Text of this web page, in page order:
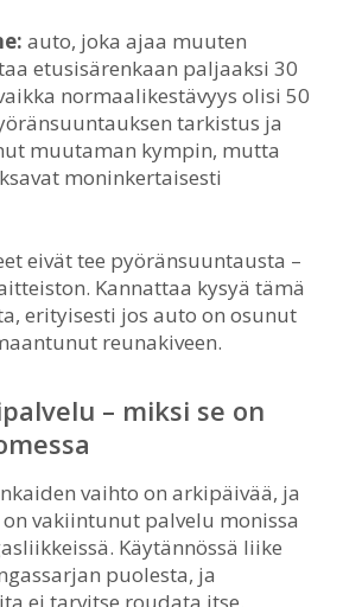
auto, joka ajaa muuten
etusisärenkaan paljaaksi 30
normaalikestävyys olisi 50
tarkistus ja
muutaman kympin, mutta
moninkertaisesti
eivät tee pyöränsuuntausta –
Kannattaa kysyä tämä
erityisesti jos auto on osunut
reunakiveen.
– miksi se on
vaihto on arkipäivää, ja
on vakiintunut palvelu monissa
Käytännössä liike
puolesta, ja
ei tarvitse roudata itse.